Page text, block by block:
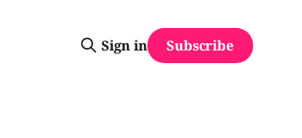
Sign in Subscribe